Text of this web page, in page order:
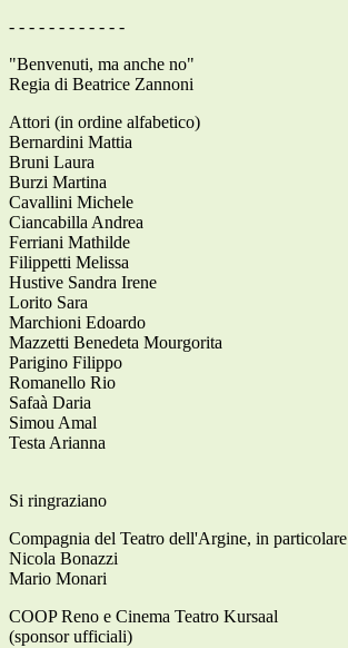
- - - - - - - - - - - -
"Benvenuti, ma anche no"
Regia di Beatrice Zannoni
Attori (in ordine alfabetico)
Bernardini Mattia
Bruni Laura
Burzi Martina
Cavallini Michele
Ciancabilla Andrea
Ferriani Mathilde
Filippetti Melissa
Hustive Sandra Irene
Lorito Sara
Marchioni Edoardo
Mazzetti Benedeta Mourgorita
Parigino Filippo
Romanello Rio
Safaà Daria
Simou Amal
Testa Arianna
Si ringraziano
Compagnia del Teatro dell'Argine, in particolare
Nicola Bonazzi
Mario Monari
COOP Reno e Cinema Teatro Kursaal
(sponsor ufficiali)